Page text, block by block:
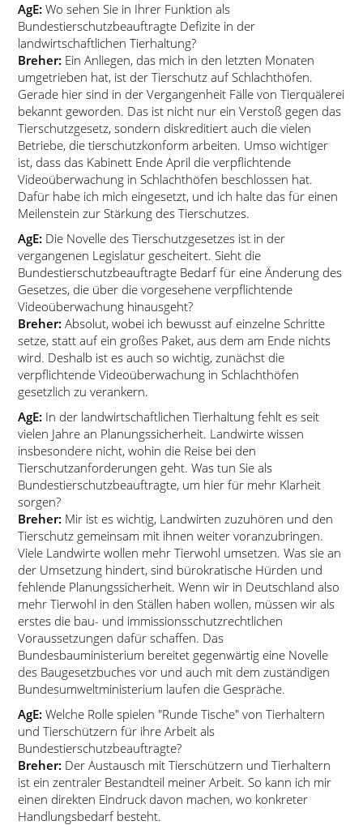
AgE:Wo sehen Sie in Ihrer Funktion als
Bundestierschutzbeauftragte Defizite in der
landwirtschaftlichen Tierhaltung?
Breher: Ein Anliegen, das mich in den letzten Monaten
umgetrieben hat, ist der Tierschutz auf Schlachthöfen.
Gerade hier sind in der Vergangenheit Fälle von Tierquälerei
bekannt geworden. Das ist nicht nur ein Verstoß gegen das
Tierschutzgesetz, sondern diskreditiert auch die vielen
Betriebe, die tierschutzkonform arbeiten. Umso wichtiger
ist, dass das Kabinett Ende April die verpflichtende
Videoüberwachung in Schlachthöfen beschlossen hat.
Dafür habe ich mich eingesetzt, und ich halte das für einen
Meilenstein zur Stärkung des Tierschutzes.
AgE: Die Novelle des Tierschutzgesetzes ist in der
vergangenen Legislatur gescheitert. Sieht die
Bundestierschutzbeauftragte Bedarf für eine Änderung des
Gesetzes, die über die vorgesehene verpflichtende
Videoüberwachung hinausgeht?
Breher: Absolut, wobei ich bewusst auf einzelne Schritte
setze, statt auf ein großes Paket, aus dem am Ende nichts
wird. Deshalb ist es auch so wichtig, zunächst die
verpflichtende Videoüberwachung in Schlachthöfen
gesetzlich zu verankern.
AgE: In der landwirtschaftlichen Tierhaltung fehlt es seit
vielen Jahre an Planungssicherheit. Landwirte wissen
insbesondere nicht, wohin die Reise bei den
Tierschutzanforderungen geht. Was tun Sie als
Bundestierschutzbeauftragte, um hier für mehr Klarheit
sorgen?
Breher: Mir ist es wichtig, Landwirten zuzuhören und den
Tierschutz gemeinsam mit ihnen weiter voranzubringen.
Viele Landwirte wollen mehr Tierwohl umsetzen. Was sie an
der Umsetzung hindert, sind bürokratische Hürden und
fehlende Planungssicherheit. Wenn wir in Deutschland also
mehr Tierwohl in den Ställen haben wollen, müssen wir als
erstes die bau- und immissionsschutzrechtlichen
Voraussetzungen dafür schaffen. Das
Bundesbauministerium bereitet gegenwärtig eine Novelle
des Baugesetzbuches vor und auch mit dem zuständigen
Bundesumweltministerium laufen die Gespräche.
AgE:Welche Rolle spielen Runde Tische von Tierhaltern
und Tierschützern für ihre Arbeit als
Bundestierschutzbeauftragte?
Breher: Der Austausch mit Tierschützern und Tierhaltern
ist ein zentraler Bestandteil meiner Arbeit. So kann ich mir
einen direkten Eindruck davon machen, wo konkreter
Handlungsbedarf besteht.